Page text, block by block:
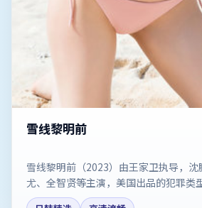
雪线黎明前
雪线黎明前（2023）由王家卫执导，
尤、全智贤等主演，美国出品的犯罪类
情节与反转的观众。剧情简介与主创信